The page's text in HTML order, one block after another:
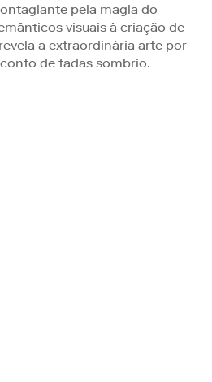
pela magia do
visuais à criação de
a extraordinária arte por
de fadas sombrio.